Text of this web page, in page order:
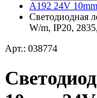
A192 24V
Светодиодная
W/m, IP20,
Арт.: 038774